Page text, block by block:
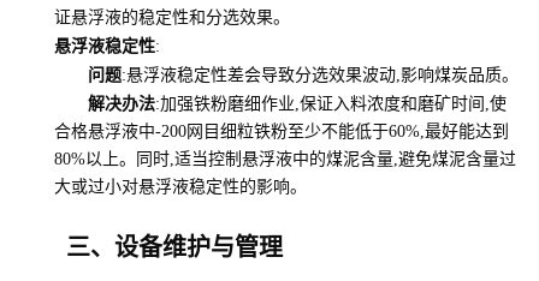
证悬浮液的稳定性和分选效果。
悬浮液稳定性:
问题:悬浮液稳定性差会导致分选效果波动,影响煤炭品质。
解决办法:加强铁粉磨细作业,保证入料浓度和磨矿时间,使
合格悬浮液中-200网目细粒铁粉至少不能低于60%,最好能达到
80%以上。同时,适当控制悬浮液中的煤泥含量,避免煤泥含量过
大或过小对悬浮液稳定性的影响。
三、设备维护与管理